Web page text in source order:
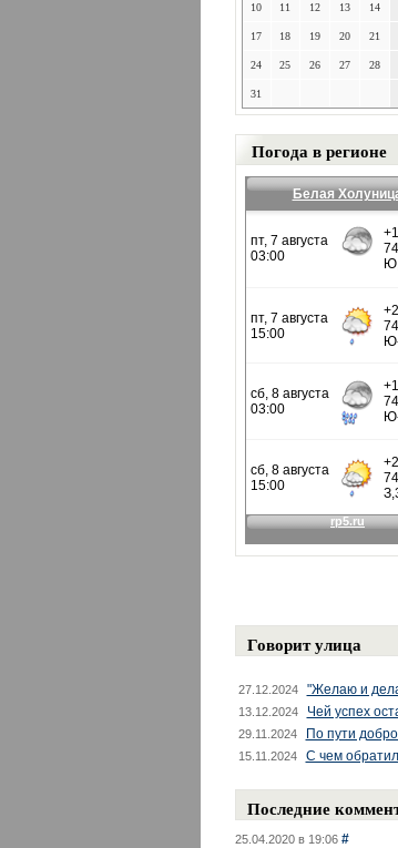
10 11 12 13 14
17 18 19 20 21
24 25 26 27 28
31
Погода в регионе
Белая
Говорит улица
27.12.2024 "Желаю и
13.12.2024 Чей успех
29.11.2024 По пути
15.11.2024 С чем
Последние
25.04.2020 в 19:06 #